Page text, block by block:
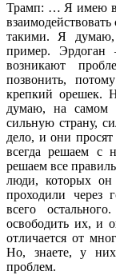
Трамп: … Я имею в
такими. Я
пример.
возникают
позвонить,
крепкий орешек.
думаю, на самом
сильную страну,
дело, и они
всегда решаем
решаем все
люди, которых он
проходили через
всего
освободить их, и
отличается от
Но, знаете, у
проблем.